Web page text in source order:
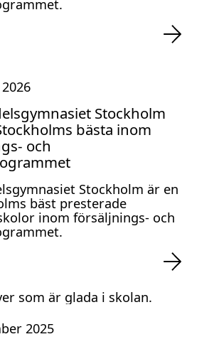
Stockholm
bästa inom
och
Stockholm är en
bäst presterade
inom försäljnings- och
2025